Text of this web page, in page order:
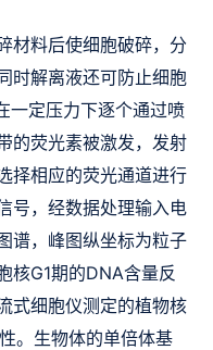
材料后使细胞破碎，分
时解离液还可防止细胞
一定压力下逐个通过喷
的荧光素被激发，发射
择相应的荧光通道进行
号，经数据处理输入电
谱，峰图纵坐标为粒子
核G1期的DNA含量反
式细胞仪测定的植物核
。生物体的单倍体基